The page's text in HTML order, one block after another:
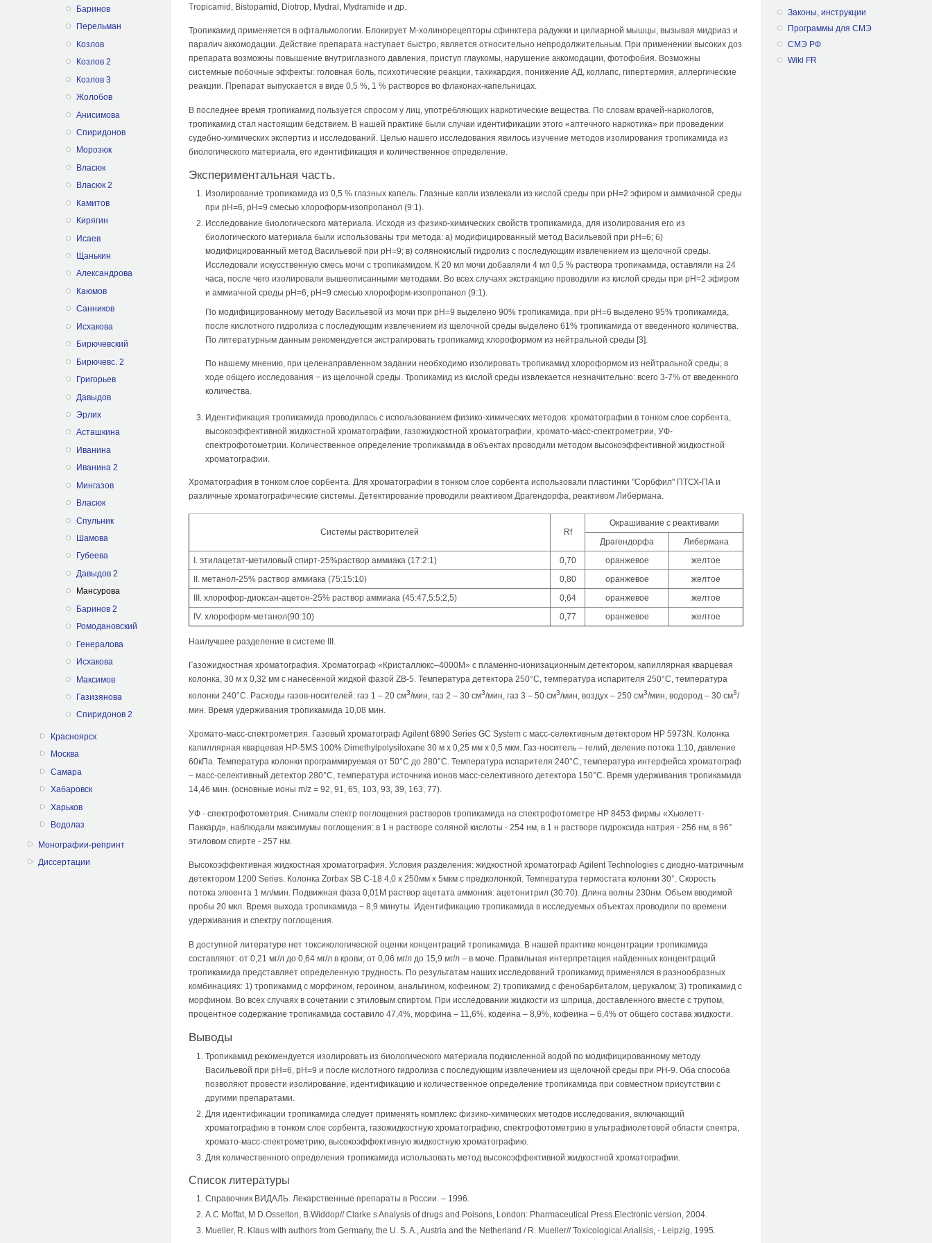
Баринов
Перельман
Козлов
Козлов 2
Козлов 3
Жолобов
Анисимова
Спиридонов
Морозюк
Власюк
Власюк 2
Камитов
Кирягин
Исаев
Щанькин
Александрова
Каюмов
Санников
Исхакова
Бирючевский
Бирючевс. 2
Григорьев
Давыдов
Эрлих
Асташкина
Иванина
Иванина 2
Мингазов
Власюк
Спульник
Шамова
Губеева
Давыдов 2
Мансурова
Баринов 2
Ромодановский
Генералова
Исхакова
Максимов
Газизянова
Спиридонов 2
Красноярск
Москва
Самара
Хабаровск
Харьков
Водолаз
Монографии-репринт
Диссертации
Tropicamid, Bistopamid, Diotrop, Mydral, Mydramide и др.
Тропикамид применяется в офтальмологии. Блокирует М-холинорецепторы сфинктера радужки и цилиарной мышцы, вызывая мидриаз и
паралич аккомодации. Действие препарата наступает быстро, является относительно непродолжительным. При применении высоких доз
препарата возможны повышение внутриглазного давления, приступ глаукомы, нарушение аккомодации, фотофобия. Возможны
системные побочные эффекты: головная боль, психотические реакции, тахикардия, понижение АД, коллапс, гипертермия, аллергические
реакции. Препарат выпускается в виде 0,5 %, 1 % растворов во флаконах-капельницах.
В последнее время тропикамид пользуется спросом у лиц, употребляющих наркотические вещества. По словам врачей-наркологов,
тропикамид стал настоящим бедствием. В нашей практике были случаи идентификации этого «аптечного наркотика» при проведении
судебно-химических экспертиз и исследований. Целью нашего исследования явилось изучение методов изолирования тропикамида из
биологического материала, его идентификация и количественное определение.
Экспериментальная часть.
Изолирование тропикамида из 0,5 % глазных капель. Глазные капли извлекали из кислой среды при рН=2 эфиром и аммиачной среды
при рН=6, рН=9 смесью хлороформ-изопропанол (9:1).
Исследование биологического материала. Исходя из физико-химических свойств тропикамида, для изолирования его из
биологического материала были использованы три метода: а) модифицированный метод Васильевой при рН=6; б)
модифицированный метод Васильевой при рН=9; в) солянокислый гидролиз с последующим извлечением из щелочной среды.
Исследовали искусственную смесь мочи с тропикамидом. К 20 мл мочи добавляли 4 мл 0,5 % раствора тропикамида, оставляли на 24
часа, после чего изолировали вышеописанными методами. Во всех случаях экстракцию проводили из кислой среды при рН=2 эфиром
и аммиачной среды рН=6, рН=9 смесью хлороформ-изопропанол (9:1).
По модифицированному методу Васильевой из мочи при рН=9 выделено 90% тропикамида, при рН=6 выделено 95% тропикамида,
после кислотного гидролиза с последующим извлечением из щелочной среды выделено 61% тропикамида от введенного количества.
По литературным данным рекомендуется экстрагировать тропикамид хлороформом из нейтральной среды [3].
По нашему мнению, при целенаправленном задании необходимо изолировать тропикамид хлороформом из нейтральной среды; в
ходе общего исследования − из щелочной среды. Тропикамид из кислой среды извлекается незначительно: всего 3-7% от введенного
количества.
Идентификация тропикамида проводилась с использованием физико-химических методов: хроматографии в тонком слое сорбента,
высокоэффективной жидкостной хроматографии, газожидкостной хроматографии, хромато-масс-спектрометрии, УФ-
спектрофотометрии. Количественное определение тропикамида в объектах проводили методом высокоэффективной жидкостной
хроматографии.
Хроматография в тонком слое сорбента. Для хроматографии в тонком слое сорбента использовали пластинки "Сорбфил" ПТСХ-ПА и
различные хроматографические системы. Детектирование проводили реактивом Драгендорфа, реактивом Либермана.
Системы растворителей Rf
Окрашивание с реактивами
Драгендорфа
Либермана
I. этилацетат-метиловый спирт-25%раствор аммиака (17:2:1)
0,70 оранжевое
желтое
II. метанол-25% раствор аммиака (75:15:10)
0,80 оранжевое
желтое
III. хлорофор-диоксан-ацетон-25% раствор аммиака (45:47,5:5:2,5)
0,64 оранжевое
желтое
IV. хлороформ-метанол(90:10)
0,77 оранжевое желтое
Наилучшее разделение в системе III.
Газожидкостная хроматография. Хроматограф «Кристаллюкс–4000М» с пламенно-ионизационным детектором, капиллярная кварцевая
колонка, 30 м х 0,32 мм с нанесённой жидкой фазой ZB-5. Температура детектора 250°С, температура испарителя 250°С, температура
колонки 240°С. Расходы газов-носителей: газ 1 – 20 см3/мин, газ 2 – 30 см3/мин, газ 3 – 50 см3/мин, воздух – 250 см3/мин, водород – 30 см3/
мин. Время удерживания тропикамида 10,08 мин.
Хромато-масс-спектрометрия. Газовый хроматограф Agilent 6890 Series GC System с масс-селективным детектором HP 5973N. Колонка
капиллярная кварцевая HP-5MS 100% Dimethylpolysiloxane 30 м х 0,25 мм х 0,5 мкм. Газ-носитель – гелий, деление потока 1:10, давление
60кПа. Температура колонки программируемая от 50°С до 280°С. Температура испарителя 240°С, температура интерфейса хроматограф
– масс-селективный детектор 280°С, температура источника ионов масс-селективного детектора 150°С. Время удерживания тропикамида
14,46 мин. (основные ионы m/z = 92, 91, 65, 103, 93, 39, 163, 77).
УФ - спектрофотометрия. Снимали спектр поглощения растворов тропикамида на спектрофотометре НР 8453 фирмы «Хьюлетт-
Паккард», наблюдали максимумы поглощения: в 1 н растворе соляной кислоты - 254 нм, в 1 н растворе гидроксида натрия - 256 нм, в 96°
этиловом спирте - 257 нм.
Высокоэффективная жидкостная хроматография. Условия разделения: жидкостной хроматограф Agilent Technologies c диодно-матричным
детектором 1200 Series. Колонка Zorbax SB C-18 4,0 х 250мм х 5мкм с предколонкой. Температура термостата колонки 30°. Скорость
потока элюента 1 мл/мин. Подвижная фаза 0,01М раствор ацетата аммония: ацетонитрил (30:70). Длина волны 230нм. Объем вводимой
пробы 20 мкл. Время выхода тропикамида − 8,9 минуты. Идентификацию тропикамида в исследуемых объектах проводили по времени
удерживания и спектру поглощения.
В доступной литературе нет токсикологической оценки концентраций тропикамида. В нашей практике концентрации тропикамида
составляют: от 0,21 мг/л до 0,64 мг/л в крови; от 0,06 мг/л до 15,9 мг/л – в моче. Правильная интерпретация найденных концентраций
тропикамида представляет определенную трудность. По результатам наших исследований тропикамид применялся в разнообразных
комбинациях: 1) тропикамид с морфином, героином, анальгином, кофеином; 2) тропикамид с фенобарбиталом, церукалом; 3) тропикамид с
морфином. Во всех случаях в сочетании с этиловым спиртом. При исследовании жидкости из шприца, доставленного вместе с трупом,
процентное содержание тропикамида составило 47,4%, морфина – 11,6%, кодеина – 8,9%, кофеина – 6,4% от общего состава жидкости.
Выводы
Тропикамид рекомендуется изолировать из биологического материала подкисленной водой по модифицированному методу
Васильевой при рН=6, рН=9 и после кислотного гидролиза с последующим извлечением из щелочной среды при РН-9. Оба способа
позволяют провести изолирование, идентификацию и количественное определение тропикамида при совместном присутствии с
другими препаратами.
Для идентификации тропикамида следует применять комплекс физико-химических методов исследования, включающий
хроматографию в тонком слое сорбента, газожидкостную хроматографию, спектрофотометрию в ультрафиолетовой области спектра,
хромато-масс-спектрометрию, высокоэффективную жидкостную хроматографию.
Для количественного определения тропикамида использовать метод высокоэффективной жидкостной хроматографии.
Список литературы
Справочник ВИДАЛЬ. Лекарственные препараты в России. – 1996.
A.C Moffat, M D.Osselton, B.Widdop// Clarke s Analysis of drugs and Poisons, London: Pharmaceutical Press.Electronic version, 2004.
Mueller, R. Klaus with authors from Germany, the U. S. A., Austria and the Netherland / R. Mueller// Toxicological Analisis, - Leipzig, 1995.
Законы, инструкции
Программы для СМЭ
СМЭ РФ
Wiki FR